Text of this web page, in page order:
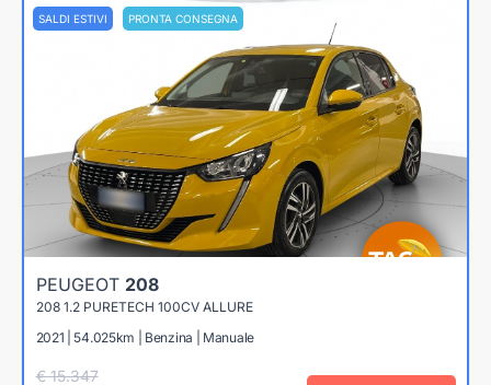
SALDI ESTIVI PRONTA CONSEGNA
PEUGEOT 208
208 1.2 PURETECH 100CV ALLURE
2021 | 54.025km | Benzina | Manuale
€ 15.347